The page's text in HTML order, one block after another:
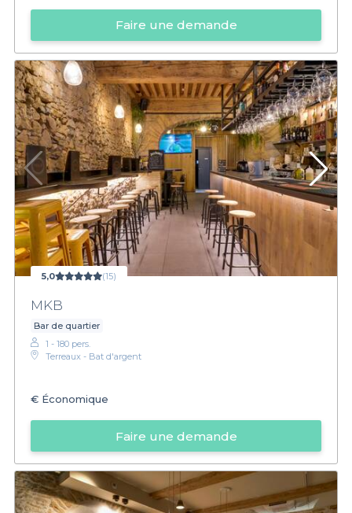
Faire une demande
5,0 (15)
MKB
Bar de quartier
1 - 180 pers.
Terreaux - Bat d'argent
€ Économique
Faire une demande